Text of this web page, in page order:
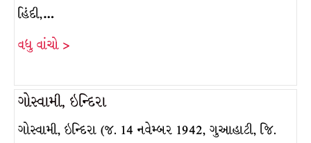
હિંદી,…
વધુ વાંચો >
ગોસ્વામી, ઇન્દિરા
ગોસ્વામી, ઇન્દિરા (જ. 14 નવેમ્બર 1942, ગુઆહાટી, જિ.